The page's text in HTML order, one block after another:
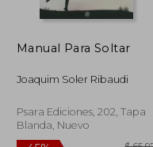
$ 85.07
Manual Para Soltar
Joaquim Soler Ribaudi
Psara Ediciones, 202, Tapa
Blanda, Nuevo